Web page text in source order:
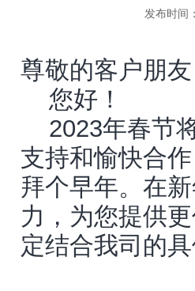
发布时间
尊敬的客户朋
您好！
2023年春节
支持和愉快合
拜个早年。在
力，为您提供
定结合我司的